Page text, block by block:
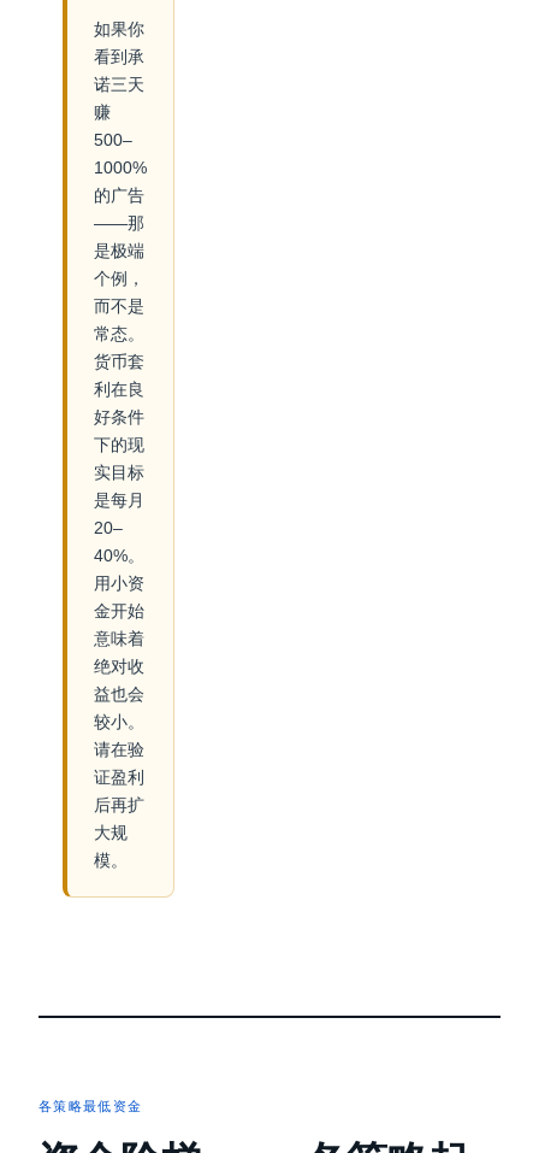
如果你
看到承
诺三天
赚
500–
1000%
的广告
——那
是极端
个例，
而不是
常态。
货币套
利在良
好条件
下的现
实目标
是每月
20–
40%。
用小资
金开始
意味着
绝对收
益也会
较小。
请在验
证盈利
后再扩
大规
模。
各策略最低资金